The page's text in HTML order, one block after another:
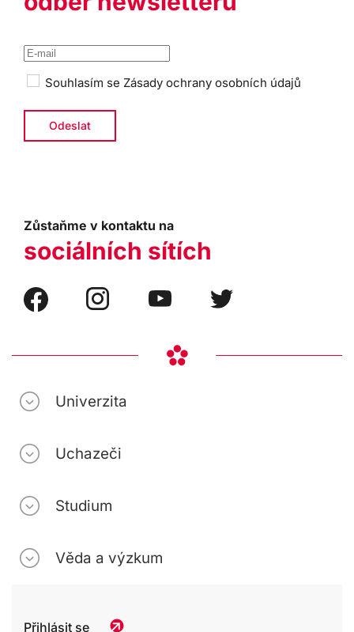
Souhlasím se Zásady ochrany osobních údajů
Zůstaňme v kontaktu na
sociálních sítích
Univerzita
Uchazeči
Studium
Věda a výzkum
Přihlásit se